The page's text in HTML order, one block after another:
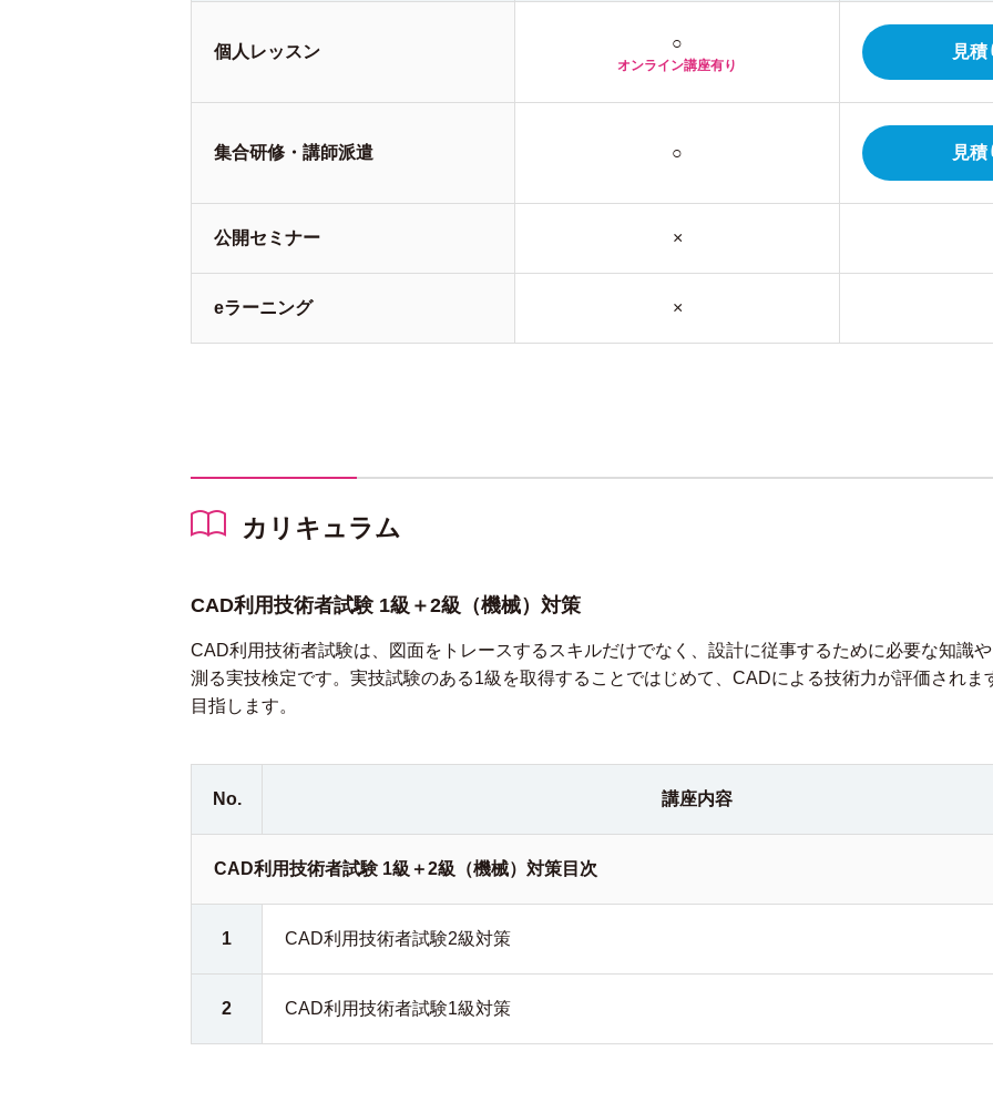
個人 レッスン ○
オンライン講座有り
見
集合研修・ 講師派遣 ○ 見
公開セミナー ×
eラーニング ×
カリキュラム
CAD利用技術者試験 1級＋2級（機械）対策
CAD利用技術者試験は、図面をトレースするスキルだけでなく、設計に従事するために必要な知識
測る実技検定です。実技試験のある1級を取得することではじめて、CADによる技術力が評価され
目指します。
No. 講座内容
CAD利用技術者試験 1級＋2級（機械）対策目次
1 CAD利用技術者試験2級対策
2 CAD利用技術者試験1級対策